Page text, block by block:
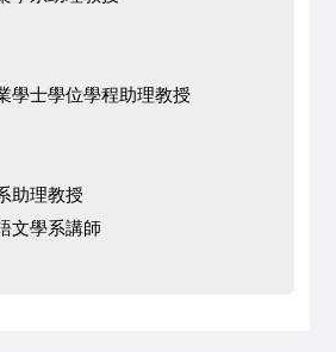
學士學位學程助理教授
助理教授
文學系講師